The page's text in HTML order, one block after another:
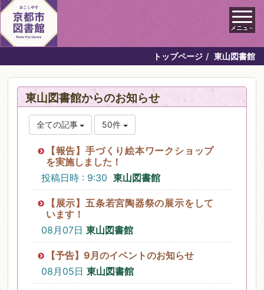
メニュ－
トップページ 東山図書館
東山図書館からのお知らせ
全ての記事 50件
【報告】手づくり絵本ワークショップ
を実施しました！
投稿日時 : 9:30 東山図書館
【展示】五条若宮陶器祭の展示をして
います！
08月07日 東山図書館
【予告】9月のイベントのお知らせ
08月05日 東山図書館